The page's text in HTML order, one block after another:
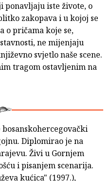
ponavljaju iste živote, o
zakopava i u kojoj se
o pričama koje se,
ne mijenjaju
svjetlo naše scene.
tragom ostavljenim na
Diplomirao je na
Živi u Gornjem
i pisanjem scenarija.
kućica" (1997.),